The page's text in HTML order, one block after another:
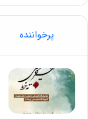
پرخواننده